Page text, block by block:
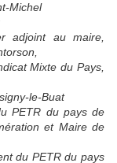
Michel
au maire,
Mixte du Pays,
le-Buat
du pays de
et Maire de
du PETR du pays